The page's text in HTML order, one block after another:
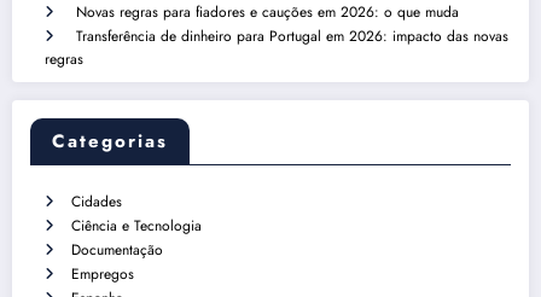
Novas regras para fiadores e cauções em 2026: o que muda
Transferência de dinheiro para Portugal em 2026: impacto das novas
regras
Categorias
Cidades
Ciência e Tecnologia
Documentação
Empregos